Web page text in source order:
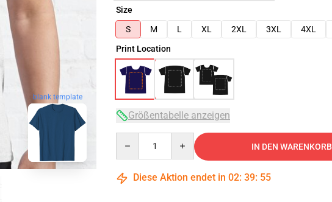
blank template
Size
S
M L XL 2XL 3XL 4XL
Print Location
Größentabelle anzeigen
IN DEN WARENKORB
Diese Aktion endet in 02: 39: 54